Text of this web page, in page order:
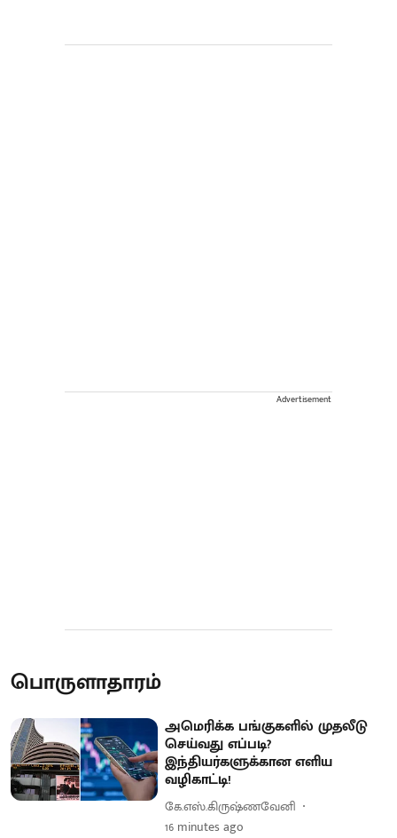
Advertisement
பொருளாதாரம்
அமெரிக்க பங்குகளில் முதலீடு
செய்வது எப்படி?
இந்தியர்களுக்கான எளிய
வழிகாட்டி!
கே.எஸ்.கிருஷ்ணவேனி
16 minutes ago